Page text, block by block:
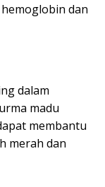
dan
dalam
madu
membantu
merah dan